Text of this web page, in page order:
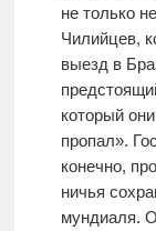
не только
Чилийцев,
выезд в
который
пропал».
конечно,
ничья
мундиаля.